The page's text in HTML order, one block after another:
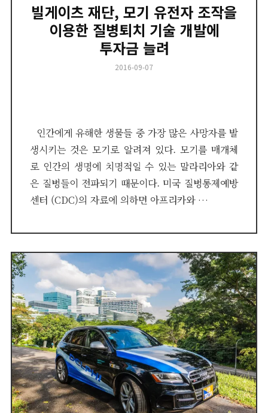
빌게이츠 재단, 모기 유전자 조작을
이용한 질병퇴치 기술 개발에
투자금 늘려
Posted
2016-09-07
인간에게 유해한 생물들 중 가장 많은 사망자를 발
생시키는 것은 모기로 알려져 있다. 모기를 매개체
로 인간의 생명에 치명적일 수 있는 말라리아와 같
은 질병들이 전파되기 때문이다. 미국 질병통제예방
센터 (CDC)의 자료에 의하면 아프리카와 …